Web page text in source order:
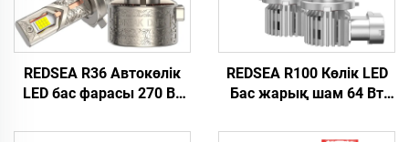
REDSEA R36 Автокөлік
LED бас фарасы 270 Вт
REDSEA R100 Көлік LED
Бас жарық шам 64 Вт